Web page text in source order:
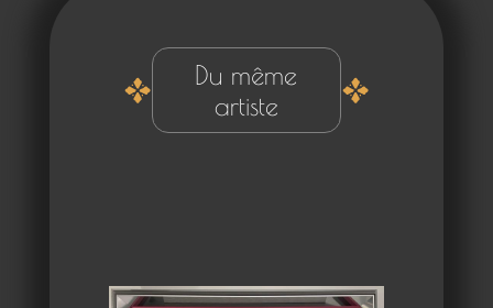
Du même
artiste